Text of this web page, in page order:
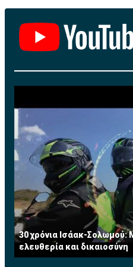
γυναίκες αναλαμβάνουν
με όσες αποχωρούν από
μεγαλύτερες πιθανότητες
αναγκαστούν να
σύγκριση με τους άνδρες
να προαχθούν εντός του
Οι αριθμοί
κατεύθυνση: Στα οκτώ από
το ποσοστό των γυναικών
στις μεγαλύτερες
είναι υψηλότερο από το
αποχώρησαν από το
πέντε χρόνια, το
ανέλαβε τη θέση του CEO
σύγκριση με τα πέντε
Ωστόσο, παρά την ανοδική
30 χρόνια Ισάακ-Σολωμού:
ελευθερία και δικαιοσύνη